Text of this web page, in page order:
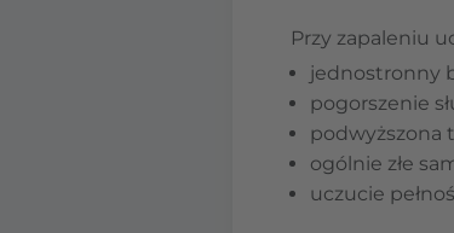
Przy zapaleniu
jednostronny
pogorszenie
podwyższona
ogólnie złe
uczucie